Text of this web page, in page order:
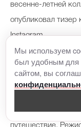
весенне-летней
опубликовал тизер
Instagram.
Съемки прошли в
ролике актриса в
Концепция
путешествие.
Мы используем
был удобным для
сайтом, вы